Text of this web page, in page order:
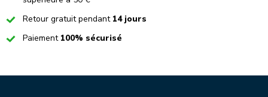
CheckedRetour gratuit pendant 14 jours
CheckedPaiement 100% sécurisé